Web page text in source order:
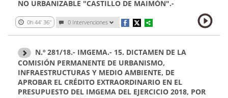
NO URBANIZABLE "CASTILLO DE MAIMÓN".-
0h 44' 36'' 0 Intervenciones
N.º 281/18.- IMGEMA.- 15. DICTAMEN DE LA
COMISIÓN PERMANENTE DE URBANISMO,
INFRAESTRUCTURAS Y MEDIO AMBIENTE, DE
APROBAR EL CRÉDITO EXTRAORDINARIO EN EL
PRESUPUESTO DEL IMGEMA DEL EJERCICIO 2018, POR